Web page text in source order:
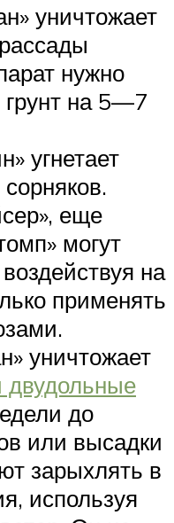
уничтожает
нужно
на 5—7
угнетает
еще
могут
на
применять
уничтожает
двудольные
до
или высадки
зарыхлять в
используя